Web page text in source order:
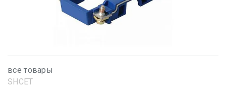
все товары
SHСET